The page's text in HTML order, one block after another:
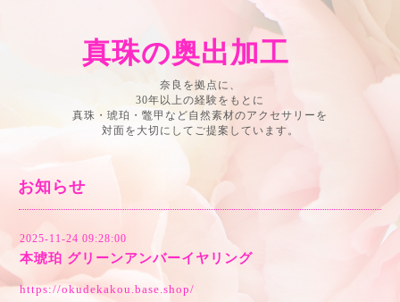
真珠の奥出加工
奈良を拠点に、
30年以上の経験をもとに
真珠・琥珀・鼈甲など自然素材のアクセサリーを
対面を大切にしてご提案しています。
お知らせ
2025-11-24 09:28:00
本琥珀 グリーンアンバーイヤリング
https://okudekakou.base.shop/